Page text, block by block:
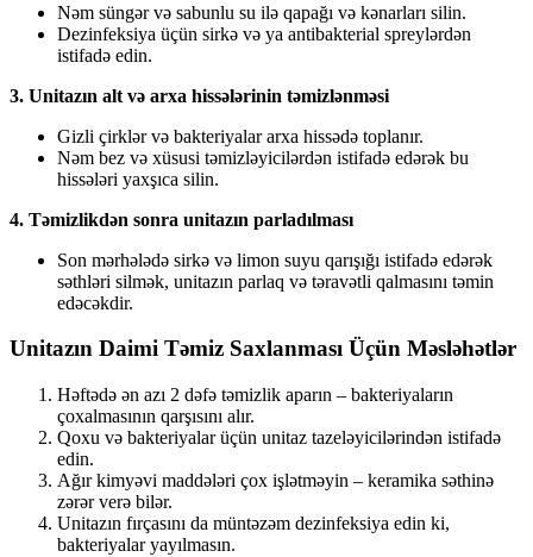
Nəm süngər və sabunlu su ilə qapağı və kənarları silin.
Dezinfeksiya üçün sirkə və ya antibakterial spreylərdən
istifadə edin.
3. Unitazın alt və arxa hissələrinin təmizlənməsi
Gizli çirklər və bakteriyalar arxa hissədə toplanır.
Nəm bez və xüsusi təmizləyicilərdən istifadə edərək bu
hissələri yaxşıca silin.
4. Təmizlikdən sonra unitazın parladılması
Son mərhələdə sirkə və limon suyu qarışığı istifadə edərək
səthləri silmək, unitazın parlaq və təravətli qalmasını təmin
edəcəkdir.
Unitazın Daimi Təmiz Saxlanması Üçün Məsləhətlər
Həftədə ən azı 2 dəfə təmizlik aparın – bakteriyaların
çoxalmasının qarşısını alır.
Qoxu və bakteriyalar üçün unitaz tazeləyicilərindən istifadə
edin.
Ağır kimyəvi maddələri çox işlətməyin – keramika səthinə
zərər verə bilər.
Unitazın fırçasını da müntəzəm dezinfeksiya edin ki,
bakteriyalar yayılmasın.